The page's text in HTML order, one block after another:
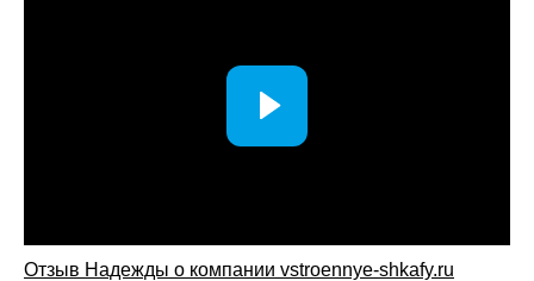
Отзыв Надежды о компании vstroennye-shkafy.ru